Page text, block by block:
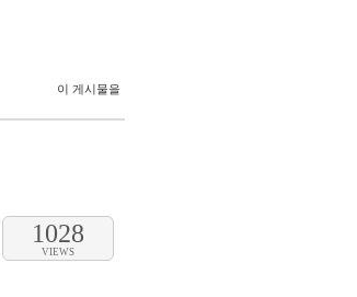
이 게시물을
1028
VIEWS